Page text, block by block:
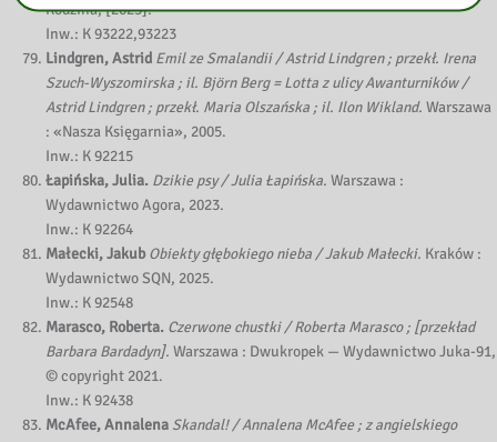
Rodzina, [2023].
Inw.: K 93222,93223
Lindgren, Astrid Emil ze Smalandii / Astrid Lindgren ; przekł. Irena
Szuch-Wyszomirska ; il. Björn Berg = Lotta z ulicy Awanturników /
Astrid Lindgren ; przekł. Maria Olszańska ; il. Ilon Wikland.Warszawa
: «Nasza Księgarnia», 2005.
Inw.: K 92215
Łapińska, Julia. Dzikie psy / Julia Łapińska.Warszawa :
Wydawnictwo Agora, 2023.
Inw.: K 92264
Małecki, JakubObiekty głębokiego nieba / Jakub Małecki. Kraków :
Wydawnictwo SQN, 2025.
Inw.: K 92548
Marasco, Roberta. Czerwone chustki / Roberta Marasco ; [przekład
Barbara Bardadyn].Warszawa : Dwukropek — Wydawnictwo Juka-91,
© copyright 2021.
Inw.: K 92438
McAfee, Annalena Skandal! / Annalena McAfee ; z angielskiego